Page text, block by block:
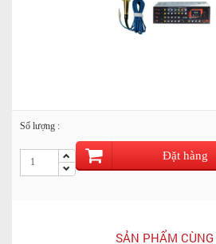
Số lượng :
Đặt hàng
SẢN PHẨM CÙNG